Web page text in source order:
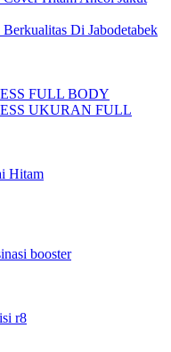
Di Jabodetabek
FULL BODY
UKURAN FULL
Hitam
booster
r8